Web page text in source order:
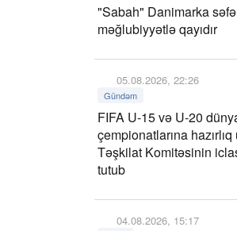
"Sabah" Danimarka
məğlubiyyətlə qayıdır
05.08.2026, 22:26
Gündəm
FIFA U-15 və U-20
çempionatlarına
Təşkilat Komitəsinin
tutub
04.08.2026, 15:17